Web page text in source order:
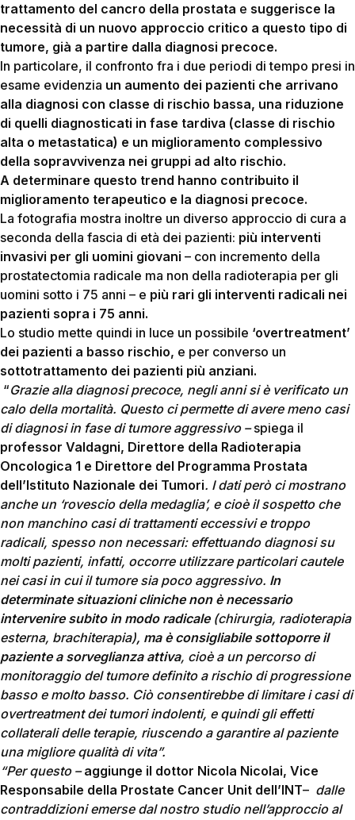
trattamento del cancro della prostata e suggerisce la
necessità di un nuovo approccio critico a questo tipo di
tumore, già a partire dalla diagnosi precoce.
In particolare, il confronto fra i due periodi di tempo presi in
esame evidenzia un aumento dei pazienti che arrivano
alla diagnosi con classe di rischio bassa, una riduzione
di quelli diagnosticati in fase tardiva (classe di rischio
alta o metastatica) e un miglioramento complessivo
della sopravvivenza nei gruppi ad alto rischio.
A determinare questo trend hanno contribuito il
miglioramento terapeutico e la diagnosi precoce.
La fotografia mostra inoltre un diverso approccio di cura a
seconda della fascia di età dei pazienti: più interventi
invasivi per gli uomini giovani – con incremento della
prostatectomia radicale ma non della radioterapia per gli
uomini sotto i 75 anni – e più rari gli interventi radicali nei
pazienti sopra i 75 anni.
Lo studio mette quindi in luce un possibile ‘overtreatment’
dei pazienti a basso rischio, e per converso un
sottotrattamento dei pazienti più anziani.
“Grazie alla diagnosi precoce, negli anni si è verificato un
calo della mortalità. Questo ci permette di avere meno casi
di diagnosi in fase di tumore aggressivo –spiega il
professor Valdagni, Direttore della Radioterapia
Oncologica 1 e Direttore del Programma Prostata
dell’Istituto Nazionale dei Tumori. I dati però ci mostrano
anche un ‘rovescio della medaglia’, e cioè il sospetto che
non manchino casi di trattamenti eccessivi e troppo
radicali, spesso non necessari: effettuando diagnosi su
molti pazienti, infatti, occorre utilizzare particolari cautele
nei casi in cui il tumore sia poco aggressivo. In
determinate situazioni cliniche non è necessario
intervenire subito in modo radicale (chirurgia, radioterapia
esterna, brachiterapia), ma è consigliabile sottoporre il
paziente a sorveglianza attiva, cioè a un percorso di
monitoraggio del tumore definito a rischio di progressione
basso e molto basso. Ciò consentirebbe di limitare i casi di
overtreatment dei tumori indolenti, e quindi gli effetti
collaterali delle terapie, riuscendo a garantire al paziente
una migliore qualità di vita”.
“Per questo –aggiunge il dottor Nicola Nicolai, Vice
Responsabile della Prostate Cancer Unit dell’INT– dalle
contraddizioni emerse dal nostro studio nell’approccio al